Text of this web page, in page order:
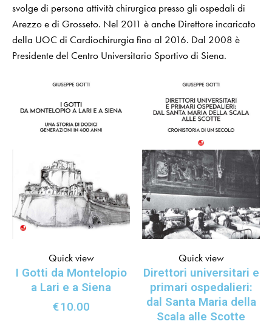
svolge di persona attività chirurgica presso gli ospedali di
Arezzo e di Grosseto. Nel 2011 è anche Direttore incaricato
della UOC di Cardiochirurgia fino al 2016. Dal 2008 è
Presidente del Centro Universitario Sportivo di Siena.
I Gotti da Montelopio
a Lari e a Siena
€10.00
Quick view
Direttori universitari e
primari ospedalieri:
dal Santa Maria della
Scala alle Scotte
Quick view